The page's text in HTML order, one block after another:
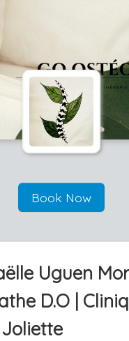
Book Now
Uguen
D.O |
Joliette